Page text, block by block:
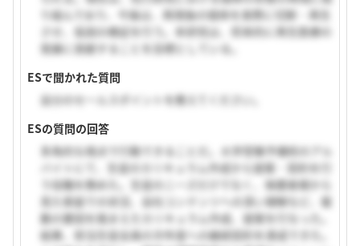
り組んでおり、今後は、再現後の個体を実際に切断・再生
させ、仮説の検証を行う。本研究は、将来的に再生医療の
発展に貢献することを目標としている。
ESで聞かれた質問
自分のセールスポイントを教えてください。
ESの質問の回答
多角的な視点で行動できることだ。大学受験予備校のアル
バイトにて、生徒のカリキュラム作成から提案・契約を行
う役職を務めた。生徒のニーズだけでなく、保護者様から
見た家庭での状況、自社コンテンツへの深い理解など、複
数の要因を踏まえたカリキュラム作成、提案を行なった。
結果、担当生徒全員の次年度への継続契約を達成できた。